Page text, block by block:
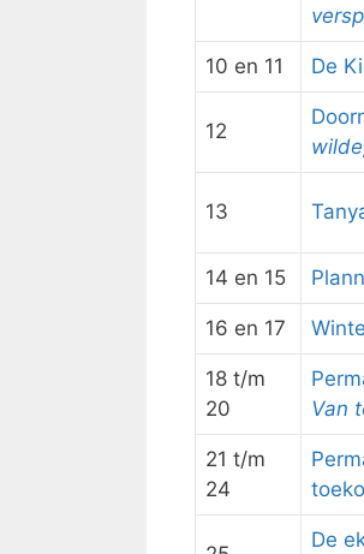
10 en 11 De
12
13
14 en 15
16 en 17
18 t/m
20
Van
21 t/m
24
De